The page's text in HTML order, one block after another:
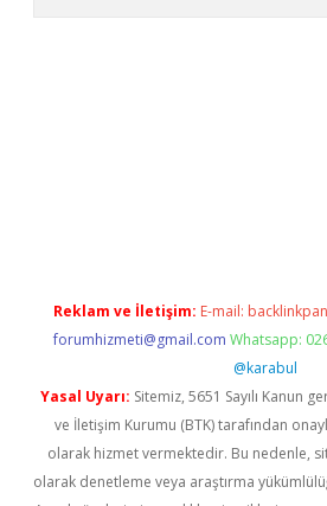
Reklam ve İletişim: E-mail:
forumhizmeti@gmail.com Whatsapp:
@karabul
Yasal Uyarı: Sitemiz, 5651 Sayılı Kanun
ve İletişim Kurumu (BTK) tarafından
olarak hizmet vermektedir. Bu nedenle,
olarak denetleme veya araştırma